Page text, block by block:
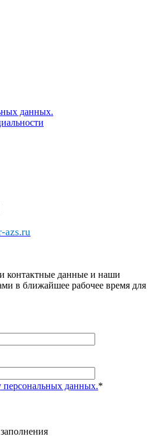
данных.
azs.ru
контактные данные и наши
в ближайшее рабочее время для
персональных данных.*